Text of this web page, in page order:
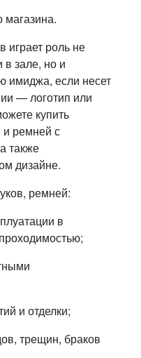
играет роль не
в зале, но и
имиджа, если несет
— логотип или
купить
и ремней с
также
дизайне.
ремней:
в
и отделки;
трещин, браков